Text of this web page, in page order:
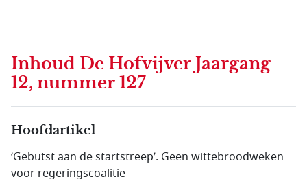
Inhoud De Hofvijver Jaargang
12, nummer 127
Hoofdartikel
‘Gebutst aan de startstreep’. Geen wittebroodweken
voor regeringscoalitie